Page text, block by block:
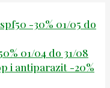
-30% 01/05 do
01/04 do 31/08
i antiparazit -20%